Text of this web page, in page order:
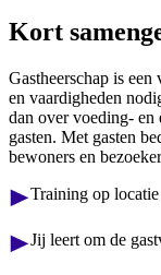
Kort
Gastheerschap is
en vaardigheden
dan over voeding- en
gasten. Met gasten
bewoners en
Training op
Jij leert om de